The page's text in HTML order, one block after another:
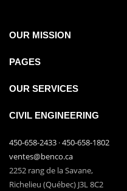
OUR MISSION
PAGES
OUR SERVICES
CIVIL ENGINEERING
450-658-2433 ·450-658-1802
ventes@benco.ca
2252 rang de la Savane,
Richelieu (Québec) J3L 8C2